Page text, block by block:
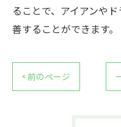
ることで、アイアンや
善することができます。
< 前のページ